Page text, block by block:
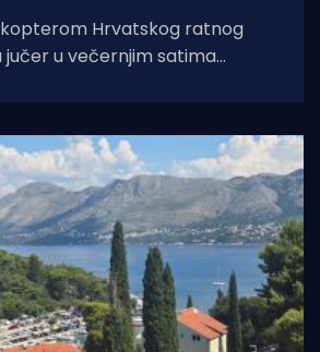
Hrvatskog ratnog
u večernjim satima